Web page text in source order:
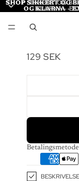
SHOP SIKKERT OG
OG KLARNA -
SHOP SIKKERT OG
KLARNA -
129 SEK
BESKRIVELSE